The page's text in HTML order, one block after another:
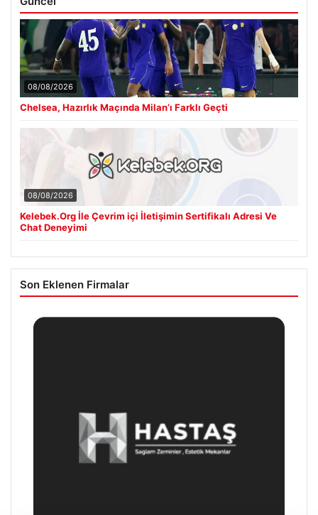
08/08/2026
Chelsea, Hazırlık Maçında Milan’ı Farklı Geçti
08/08/2026
Kelebek.Org İle Çevrim içi İletişimin Sertifikalı Adresi Ve
Chat Deneyimi
Son Eklenen Firmalar